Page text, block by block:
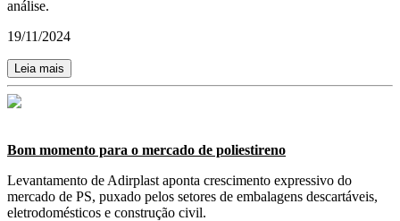
análise.
19/11/2024
Leia mais
Bom momento para o mercado de poliestireno
Levantamento de Adirplast aponta crescimento expressivo do
mercado de PS, puxado pelos setores de embalagens descartáveis,
eletrodomésticos e construção civil.